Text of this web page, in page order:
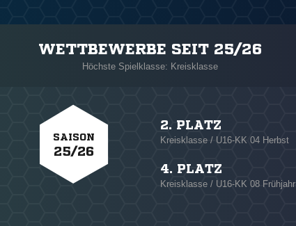
WETTBEWERBE SEIT 25/26
Höchste Spielklasse: Kreisklasse
SAISON
25/26
2. PLATZ
Kreisklasse / U16-KK 04 Herbst
4. PLATZ
Kreisklasse / U16-KK 08 Frühjahr